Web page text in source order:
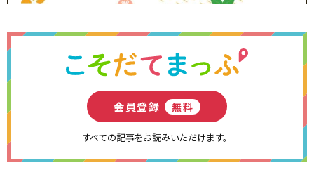
会員登録 無料
すべての記事をお読みいただけます。